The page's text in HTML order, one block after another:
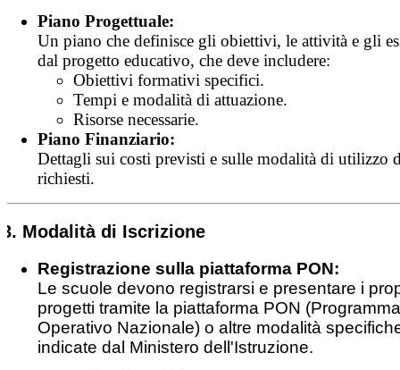
Piano Progettuale:
Un piano che definisce gli obiettivi, le attività e gli
dal progetto educativo, che deve includere:
Obiettivi formativi specifici.
Tempi e modalità di attuazione.
Risorse necessarie.
Piano Finanziario:
Dettagli sui costi previsti e sulle modalità di utilizzo
richiesti.
3. Modalità di Iscrizione
Registrazione sulla piattaforma PON:
Le scuole devono registrarsi e presentare i
progetti tramite la piattaforma PON (Programma
Operativo Nazionale) o altre modalità
indicate dal Ministero dell'Istruzione.